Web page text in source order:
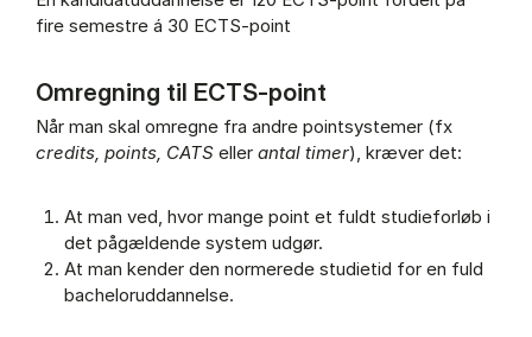
fire semestre á 30 ECTS-point
Omregning til ECTS-point
Når man skal omregne fra andre pointsystemer (fx
credits, points, CATS eller antal timer), kræver det:
At man ved, hvor mange point et fuldt studieforløb i
det pågældende system udgør.
At man kender den normerede studietid for en fuld
bacheloruddannelse.